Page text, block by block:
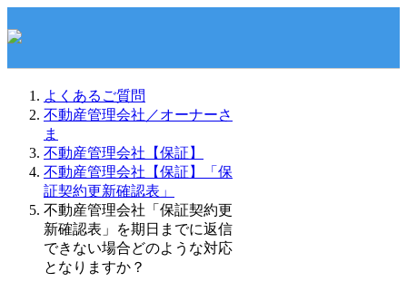
よくあるご質問
不動産管理会社／オーナーさ
ま
不動産管理会社【保証】
不動産管理会社【保証】「保
証契約更新確認表」
不動産管理会社「保証契約更
新確認表」を期日までに返信
できない場合どのような対応
となりますか？